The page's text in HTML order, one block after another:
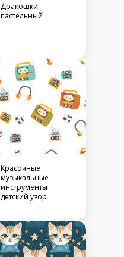
Дракошки
пастельный
Красочные
музыкальные
инструменты
детский узор